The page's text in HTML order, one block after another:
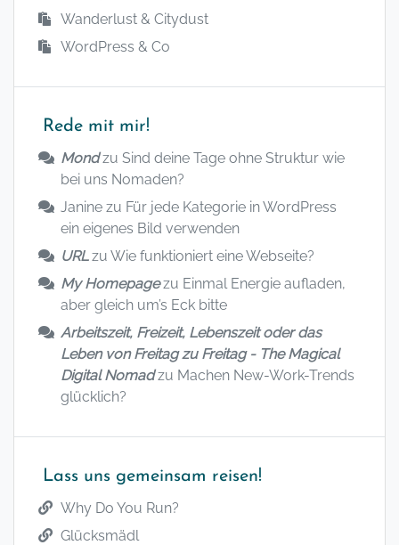
Wanderlust & Citydust
WordPress & Co
Rede mit mir!
Mondzu Sind deine Tage ohne Struktur wie
bei uns Nomaden?
Janine zu Für jede Kategorie in WordPress
ein eigenes Bild verwenden
URLzu Wie funktioniert eine Webseite?
My Homepagezu Einmal Energie aufladen,
aber gleich um’s Eck bitte
Arbeitszeit, Freizeit, Lebenszeit oder das
Leben von Freitag zu Freitag - The Magical
Digital Nomadzu Machen New-Work-Trends
glücklich?
Lass uns gemeinsam reisen!
Why Do You Run?
Glücksmädl